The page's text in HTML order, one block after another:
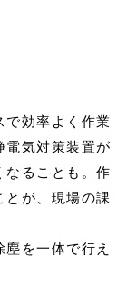
で効率よく作業
電気対策装置が
なることも。作
とが、現場の課
を一体で行え